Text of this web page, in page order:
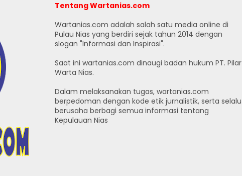
Tentang Wartanias.com
Wartanias.com adalah salah satu media online di
Pulau Nias yang berdiri sejak tahun 2014 dengan
slogan "Informasi dan Inspirasi".
Saat ini wartanias.com dinaugi badan hukum PT. Pilar
Warta Nias.
Dalam melaksanakan tugas, wartanias.com
berpedoman dengan kode etik jurnalistik, serta selalu
berusaha berbagi semua informasi tentang
Kepulauan Nias